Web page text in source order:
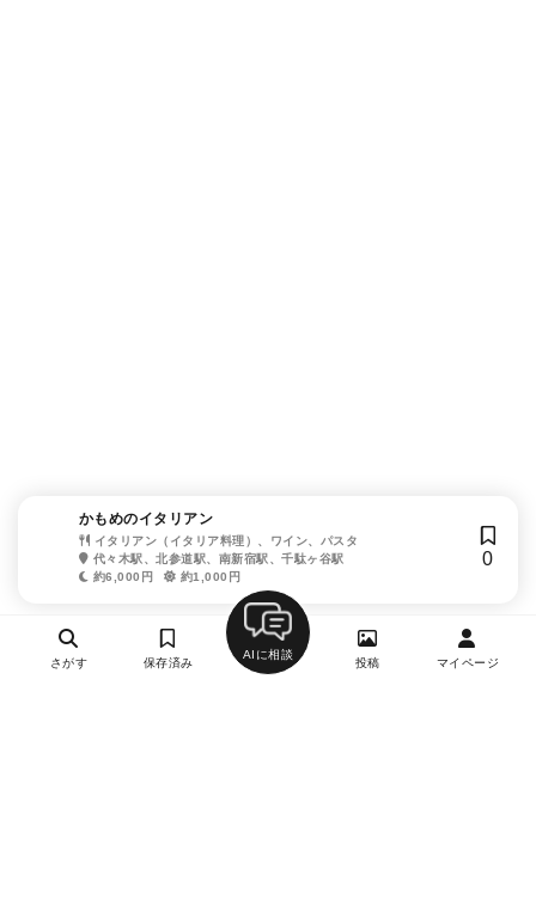
かもめのイタリアン
イタリアン（イタリア料理）、ワイン、パスタ
代々木駅、北参道駅、南新宿駅、千駄ヶ谷駅
約6,000円
約1,000円
0
さがす 保存済み
AIに相談
投稿 マイページ